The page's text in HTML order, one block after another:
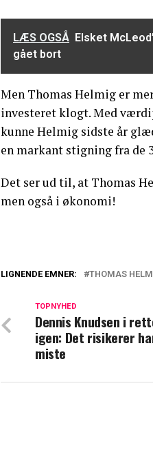
LÆS OGSÅ Elsket
gået bort
Men Thomas Helmig er
investeret klogt. Med
kunne Helmig sidste år
en markant stigning fra de
Det ser ud til, at Thomas
men også i økonomi!
Cirkusrevy-
"Svært at sige
LIGNENDE EMNER: THOMAS
TOPNYHED
Dennis Knudsen i
igen: Det risikerer
miste